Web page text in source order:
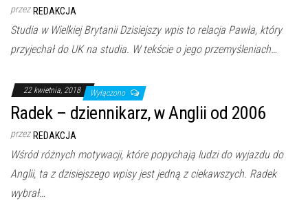
przez REDAKCJA
Studia w Wielkiej Brytanii Dzisiejszy wpis to relacja Pawła, który
przyjechał do UK na studia. W tekście o jego przemyśleniach…
22 kwietnia, 2018 Wyłączono
Radek – dziennikarz, w Anglii od 2006
przez REDAKCJA
Wśród różnych motywacji, które popychają ludzi do wyjazdu do
Anglii, ta z dzisiejszego wpisy jest jedną z ciekawszych. Radek
wybrał…